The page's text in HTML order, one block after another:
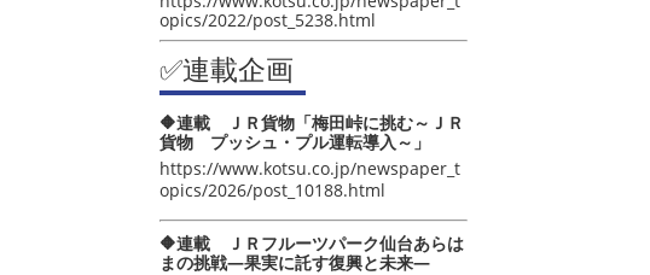
opics/2022/post_5238.html
✅連載企画
🔶連載 ＪＲ貨物「梅田峠に挑む～ＪＲ
貨物 プッシュ・プル運転導入～」
https://www.kotsu.co.jp/newspaper_t
opics/2026/post_10188.html
🔶連載 ＪＲフルーツパーク仙台あらは
まの挑戦―果実に託す復興と未来―